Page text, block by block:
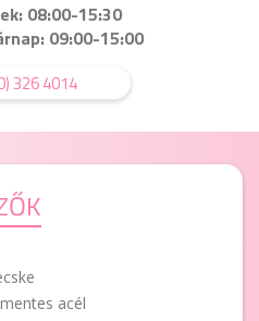
08:00-15:30
09:00-15:00
326 4014
acél